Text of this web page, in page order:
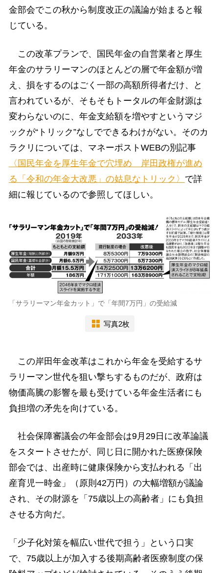
金部会でこの秋から制度改正の議論が始まると報
じている。
この改革プランで、国民年金の自営業者と厚生
年金のサラリーマンのほとんどの層で年金額が増
え、損をするのはごく一部の高額所得者だけ、と
言われているが、そもそもトータルの年金財源は
変わらないのに、年金支給額を増やすというマジ
ックが“トリック”なしでできるわけがない。そのカ
ラクリについては、マネーポストWEBの別記事
〈国民年金を厚生年金で穴埋め 岸田政権が進め
る「令和の年金大改悪」の姑息なトリック〉 で詳
細に報じているので参照してほしい。
「サラリーマン年金カット」で「年間7万円」の受給減
写真2枚
この岸田年金改革はこれから年金を受給するサ
ラリーマン世代を狙い撃ちするものだが、政府は
物価高騰の影響を最も受けている年金生活者にも
負担増の矛先を向けている。
社会保障審議会の年金部会は9月29日に改革論議
をスタートさせたが、同じ日に開かれた医療保険
部会では、出産時に健康保険から支払われる「出
産育児一時金」（原則42万円）の大幅増額が議論
され、その財源を「75歳以上の高齢者」にも負担
させる方向だ。
「少子化対策を幅広い世代で担う」という口実
で、75歳以上が加入する後期高齢者医療制度の保